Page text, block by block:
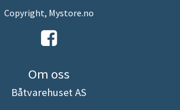
Copyright, Mystore.no
Om oss
Båtvarehuset AS